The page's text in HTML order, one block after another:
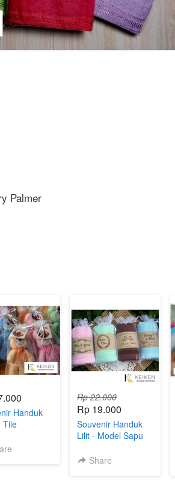
Palmer
Handuk
Tile
Rp 22.000
Rp 19.000
Souvenir Handuk
Lilit - Model Sapu
Share